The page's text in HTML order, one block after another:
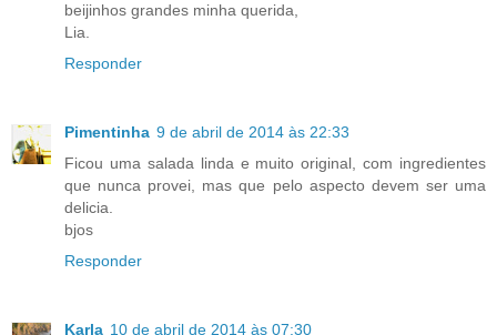
beijinhos grandes minha querida,
Lia.
Responder
Pimentinha 9 de abril de 2014 às 22:33
Ficou uma salada linda e muito original, com ingredientes
que nunca provei, mas que pelo aspecto devem ser uma
delicia.
bjos
Responder
Karla 10 de abril de 2014 às 07:30